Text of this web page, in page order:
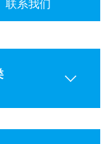
联系我们